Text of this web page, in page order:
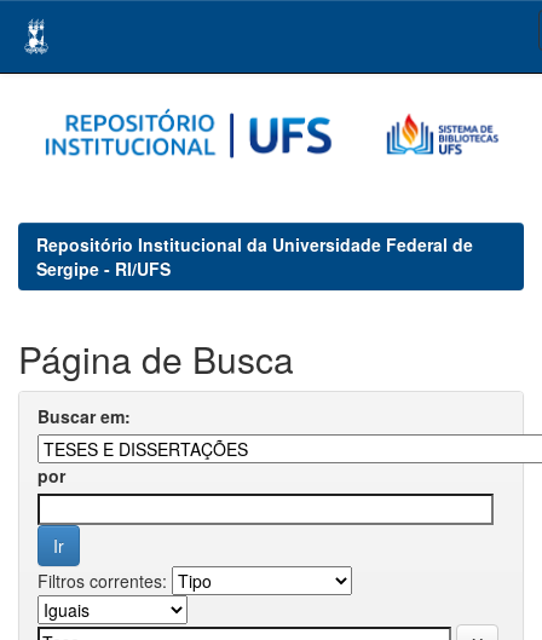
navigation
Repositório Institucional da Universidade Federal de
Sergipe - RI/UFS
Página de Busca
Buscar em:
por
Filtros correntes: